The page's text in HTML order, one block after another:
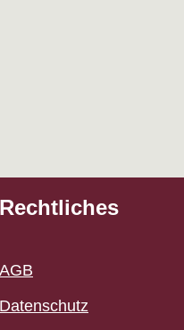
Rechtliches
AGB
Datenschutz